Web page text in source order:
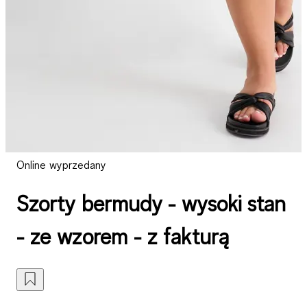
Online wyprzedany
Szorty bermudy - wysoki stan
- ze wzorem - z fakturą